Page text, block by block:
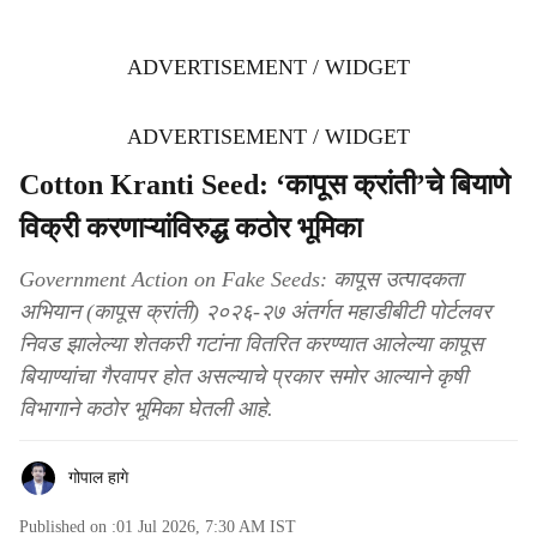
ADVERTISEMENT / WIDGET
ADVERTISEMENT / WIDGET
Cotton Kranti Seed: ‘कापूस क्रांती’चे बियाणे
विक्री करणाऱ्यांविरुद्ध कठोर भूमिका
Government Action on Fake Seeds: कापूस उत्पादकता
अभियान (कापूस क्रांती) २०२६-२७ अंतर्गत महाडीबीटी पोर्टलवर
निवड झालेल्या शेतकरी गटांना वितरित करण्यात आलेल्या कापूस
बियाण्यांचा गैरवापर होत असल्याचे प्रकार समोर आल्याने कृषी
विभागाने कठोर भूमिका घेतली आहे.
गोपाल हागे
Published on :01 Jul 2026, 7:30 AM IST